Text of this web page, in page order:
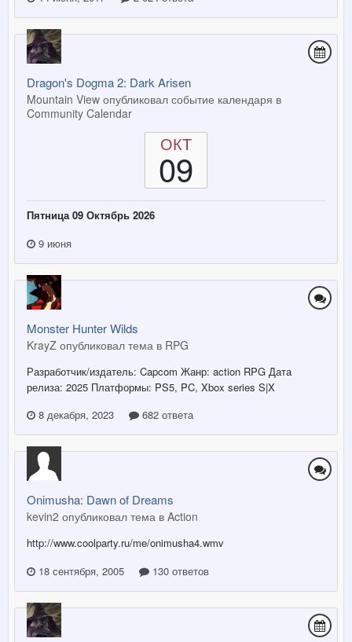
Dragon's Dogma 2: Dark Arisen
Mountain View опубликовал событие календаря в
Community Calendar
ОКТ
09
Пятница 09 Октябрь 2026
9 июня
Monster Hunter Wilds
KrayZ опубликовал тема в RPG
Разработчик/издатель: Capcom Жанр: action RPG Дата
релиза: 2025 Платформы: PS5, PC, Xbox series S|X
8 декабря, 2023
682 ответа
Onimusha: Dawn of Dreams
kevin2 опубликовал тема в Action
http://www.coolparty.ru/me/onimusha4.wmv
18 сентября, 2005
130 ответов